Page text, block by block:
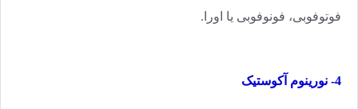
فوتوفوبی، فونوفوبی یا اورا.
4- نورینوم آکوستیک